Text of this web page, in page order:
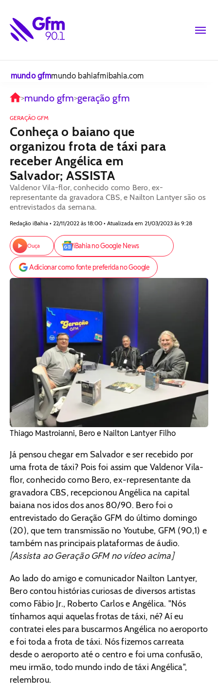
mundo gfmmundo bahiafmibahia.com
>mundo gfm>geração gfm
GERAÇÃO GFM
Conheça o baiano que
organizou frota de táxi para
receber Angélica em
Salvador; ASSISTA
Valdenor Vila-flor, conhecido como Bero, ex-
representante da gravadora CBS, e Nailton Lantyer são os
entrevistados da semana.
Redação iBahia • 22/11/2022 às 18:00 • Atualizada em 21/03/2023 às 9:28
Ouça iBahia no Google News
Adicionar como fonte preferida no Google
Thiago Mastroianni, Bero e Nailton Lantyer Filho
Já pensou chegar em Salvador e ser recebido por
uma frota de táxi? Pois foi assim que Valdenor Vila-
flor, conhecido como Bero, ex-representante da
gravadora CBS, recepcionou Angélica na capital
baiana nos idos dos anos 80/90. Bero foi o
entrevistado do Geração GFM do último domingo
(20), que tem transmissão no Youtube, GFM (90,1) e
também nas principais plataformas de áudio.
[Assista ao Geração GFM no vídeo acima]
Ao lado do amigo e comunicador Nailton Lantyer,
Bero contou histórias curiosas de diversos artistas
como Fábio Jr., Roberto Carlos e Angélica. "Nós
tínhamos aqui aquelas frotas de táxi, né? Aí eu
contratei eles para buscarmos Angélica no aeroporto
e foi toda a frota de táxi. Nós fizemos carreata
desde o aeroporto até o centro e foi uma confusão,
meu irmão, todo mundo indo de táxi Angélica",
relembrou.